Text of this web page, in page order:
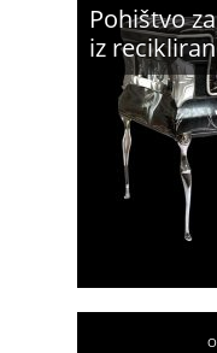
Pohištvo
iz